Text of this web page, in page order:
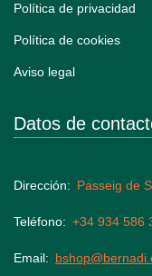
Política de privacidad
Política de cookies
Aviso legal
Datos de
Dirección Passeig de
Teléfono +34 934 586
Email